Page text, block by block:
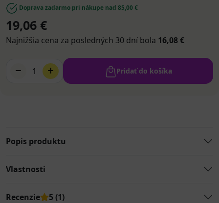
Doprava zadarmo pri nákupe nad 85,00 €
19,06 €
Najnižšia cena za posledných 30 dní bola 16,08 €
1 Pridať do košíka
Popis produktu
Vlastnosti
Recenzie 5 (1)